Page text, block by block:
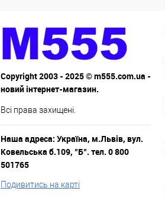
Copyright 2003 - 2025 © m555.com.ua -
новий інтернет-магазин.
Всі права захищені.
Наша адреса: Україна, м.Львів, вул.
Ковельська б.109, "Б". тел. 0 800
501765
Подивитись на карті